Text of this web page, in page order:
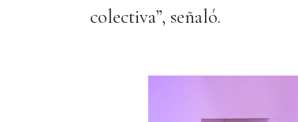
colectiva”, señaló.